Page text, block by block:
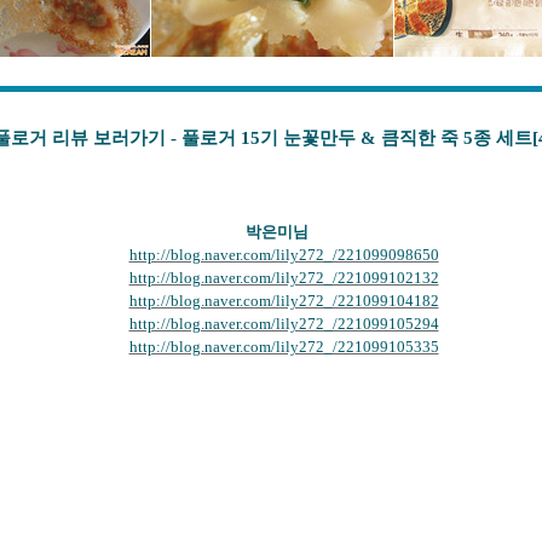
로거 리뷰 보러가기 - 풀로거 15기 눈꽃만두 & 큼직한 죽 5종 세트
박은미 님
http://blog.naver.com/lily272_/221099098650
http://blog.naver.com/lily272_/221099102132
http://blog.naver.com/lily272_/221099104182
http://blog.naver.com/lily272_/221099105294
http://blog.naver.com/lily272_/221099105335